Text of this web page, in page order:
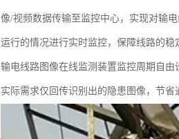
像/视频数据传输至监控中心，实现对输
运行的情况进行实时监控，保障线路的稳
输电线路图像在线监测装置监控周期自
实际需求仅回传识别出的隐患图像，节省